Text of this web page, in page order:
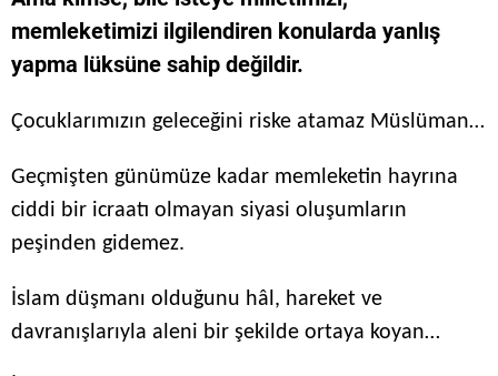
memleketimizi ilgilendiren konularda yanlış
yapma lüksüne sahip değildir.
Çocuklarımızın geleceğini riske atamaz Müslüman…
Geçmişten günümüze kadar memleketin hayrına
ciddi bir icraatı olmayan siyasi oluşumların
peşinden gidemez.
İslam düşmanı olduğunu hâl, hareket ve
davranışlarıyla aleni bir şekilde ortaya koyan…